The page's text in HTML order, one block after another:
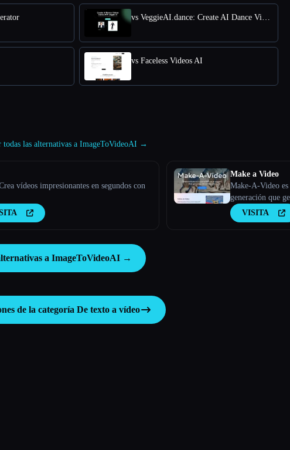
vs VeggieAI.dance: Create AI Dance Videos with Veggie AI Free Online
vs Faceless Videos AI
todas las alternativas a ImageToVideoAI →
vídeos impresionantes en segundos con
Make a Video
Make-A-Video
generación que
VISITA
a ImageToVideoAI →
de la categoría De texto a vídeo